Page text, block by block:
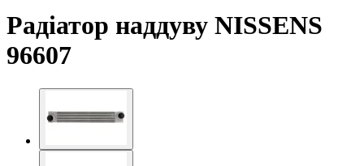
Радіатор наддуву NISSENS
96607